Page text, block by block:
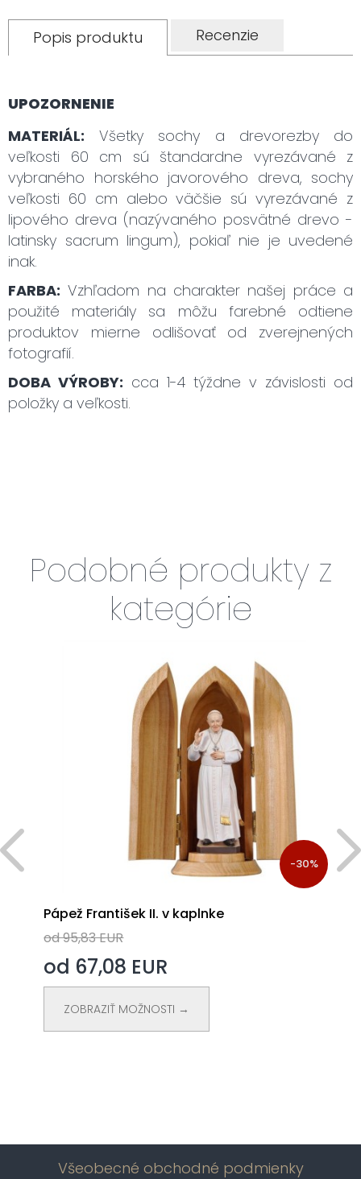
Popis produktu Recenzie
UPOZORNENIE
MATERIÁL: Všetky sochy a drevorezby do
veľkosti 60 cm sú štandardne vyrezávané z
vybraného horského javorového dreva, sochy
veľkosti 60 cm alebo väčšie sú vyrezávané z
lipového dreva (nazývaného posvätné drevo -
latinsky sacrum lingum), pokiaľ nie je uvedené
inak.
FARBA: Vzhľadom na charakter našej práce a
použité materiály sa môžu farebné odtiene
produktov mierne odlišovať od zverejnených
fotografií.
DOBA VÝROBY: cca 1-4 týždne v závislosti od
položky a veľkosti.
Podobné produkty z
kategórie
-30%
Pápež František II. v kaplnke
od 95,83 EUR
od 67,08 EUR
ZOBRAZIŤ MOŽNOSTI →
Všeobecné obchodné podmienky